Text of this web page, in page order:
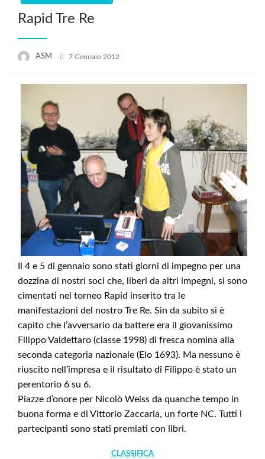
Rapid Tre Re
ASM
Posted
7 Gennaio 2012
Il 4 e 5 di gennaio sono stati giorni di impegno per una
dozzina di nostri soci che, liberi da altri impegni, si sono
cimentati nel torneo Rapid inserito tra le
manifestazioni del nostro Tre Re. Sin da subito si è
capito che l’avversario da battere era il giovanissimo
Filippo Valdettaro (classe 1998) di fresca nomina alla
seconda categoria nazionale (Elo 1693). Ma nessuno è
riuscito nell’impresa e il risultato di Filippo è stato un
perentorio 6 su 6.
Piazze d’onore per Nicolò Weiss da quanche tempo in
buona forma e di Vittorio Zaccaria, un forte NC. Tutti i
partecipanti sono stati premiati con libri.
CLASSIFICA